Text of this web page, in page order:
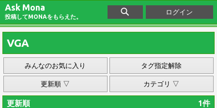
Ask Mona
投稿してMONAをもらえた。
ログイン
VGA
みんなのお気に入り タグ指定解除
更新順 ▽ カテゴリ ▽
更新順 1件